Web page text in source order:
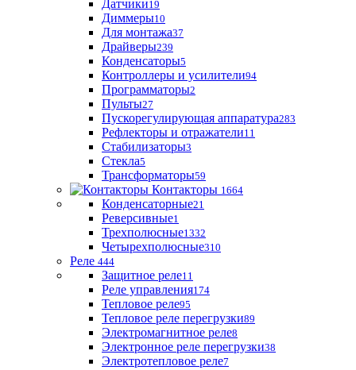
Датчики19
Диммеры10
Для монтажа37
Драйверы239
Конденсаторы5
Контроллеры и усилители94
Программаторы2
Пульты27
Пускорегулирующая аппаратура283
Рефлекторы и отражатели11
Стабилизаторы3
Стекла5
Трансформаторы59
Контакторы 1664
Конденсаторные21
Реверсивные1
Трехполюсные1332
Четырехполюсные310
Реле 444
Защитное реле11
Реле управления174
Тепловое реле95
Тепловое реле перегрузки89
Электромагнитное реле8
Электронное реле перегрузки38
Электротепловое реле7